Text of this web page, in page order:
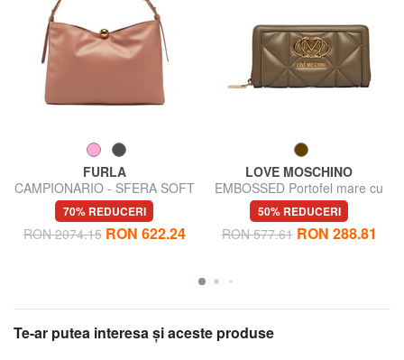
FURLA
CAMPIONARIO - SFERA SOFT
Geantă de umăr, piele,
fabricată în Italia
70% REDUCERI
RON 2074.15 RON 622.24
LOVE MOSCHINO
EMBOSSED Portofel mare cu
fermoar
50% REDUCERI
RON 577.61 RON 288.81
Te-ar putea interesa şi aceste produse